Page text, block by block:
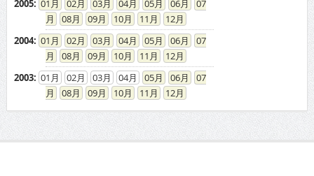
2005: 01 02 03 04 05 06
07
08
09 10 11
12
2004: 01 02 03 04 05 06
07
08
09 10 11
12
2003: 01 02 03 04 05 06
07
08
09 10 11 12